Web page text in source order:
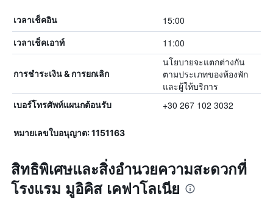
เวลาเช็คอิน 15:00
เวลาเช็คเอาท์ 11:00
การชำระเงิน & การยกเลิก
นโยบายจะแตกต่างกัน
ตามประเภทของห้องพัก
และผู้ให้บริการ
เบอร์โทรศัพท์แผนกต้อนรับ +30 267 102 3032
หมายเลขใบอนุญาต: 1151163
สิทธิพิเศษและสิ่งอำนวยความสะดวกที่
โรงแรม มูอิคิส เคฟาโลเนีย